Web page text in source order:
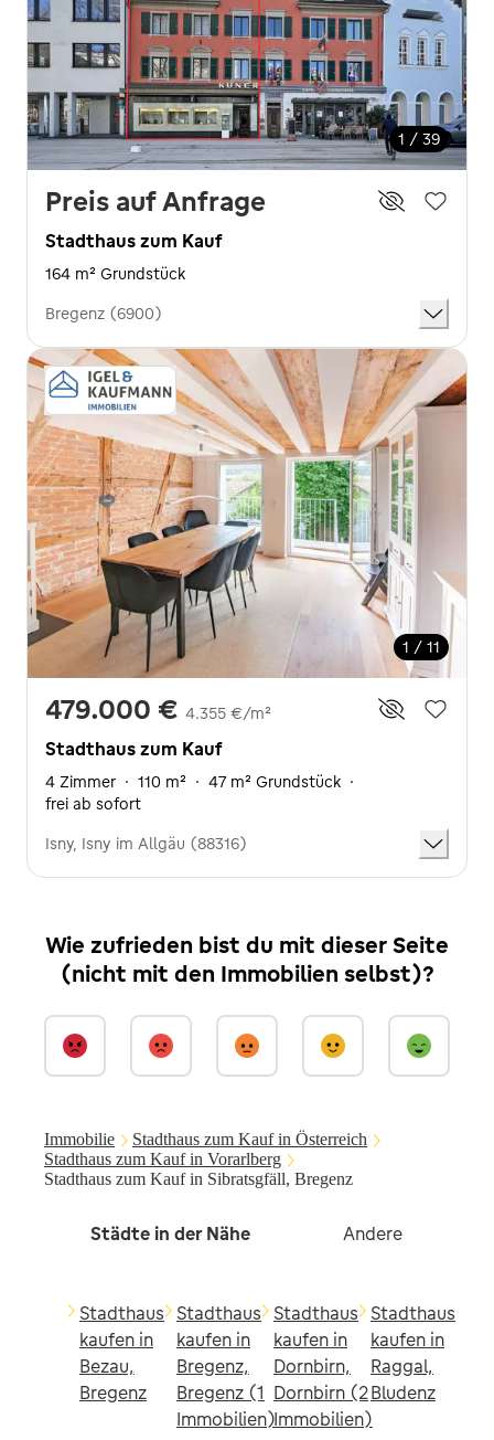
1 / 39
Preis auf Anfrage
Stadthaus zum Kauf
164 m² Grundstück
Bregenz (6900)
1 / 11
479.000 € 4.355 €/m²
Stadthaus zum Kauf
4 Zimmer · 110 m² · 47 m² Grundstück ·
frei ab sofort
Isny, Isny im Allgäu (88316)
Wie zufrieden bist du mit dieser Seite
(nicht mit den Immobilien selbst)?
Immobilie
Stadthaus zum Kauf in Österreich
Stadthaus zum Kauf in Vorarlberg
Stadthaus zum Kauf in Sibratsgfäll, Bregenz
Städte in der Nähe Andere
Stadthaus
kaufen in
Bezau,
Bregenz
Stadthaus
kaufen in
Bregenz,
Bregenz (1
Immobilien)
Stadthaus
kaufen in
Dornbirn,
Dornbirn (2
Immobilien)
Stadthaus
kaufen in
Raggal,
Bludenz